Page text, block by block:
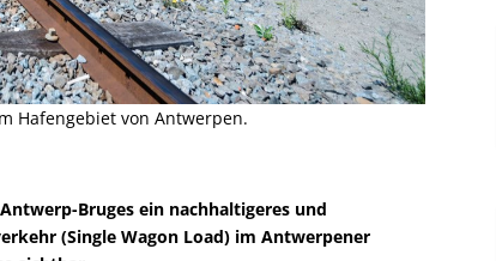
Hafengebiet von Antwerpen.
Bruges ein nachhaltigeres und
(Single Wagon Load) im Antwerpener